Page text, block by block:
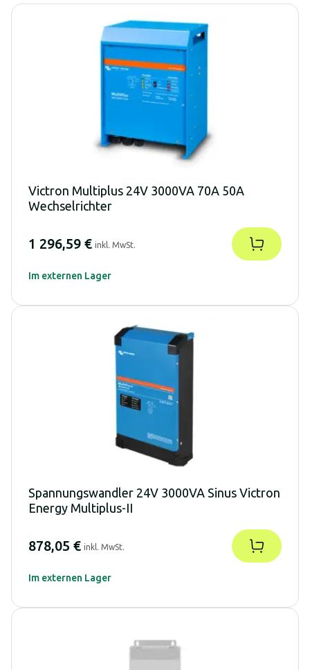
Victron Multiplus 24V 3000VA 70A 50A
Wechselrichter
1 296,59 € inkl. MwSt.
Im externen Lager
Spannungswandler 24V 3000VA Sinus Victron
Energy Multiplus-II
878,05 € inkl. MwSt.
Im externen Lager